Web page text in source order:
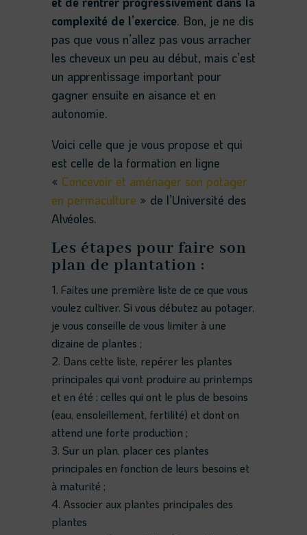
complexité de l’exercice. Bon, je ne dis
pas que vous n’allez pas vous arracher
les cheveux un peu au début, mais c’est
un apprentissage important pour
gagner ensuite en aisance et en
autonomie.
Voici celle que je vous propose et qui
est celle de la formation en ligne
« Concevoir et aménager son potager
en permaculture » de l’Université des
Alvéoles.
Les étapes pour faire son
plan de plantation :
Faites une première liste de ce que vous
voulez cultiver. Si vous débutez au potager,
je vous conseille de vous limiter à une
dizaine de plantes ;
Dans cette liste, repérer les plantes
principales qui vont produire au printemps
et en été : celles qui ont le plus de besoins
(eau, ensoleillement, fertilité) et dont on
attend une forte production ;
Sur un plan, placer ces plantes
principales en fonction de leurs besoins et
à maturité ;
Associer aux plantes principales des
plantes